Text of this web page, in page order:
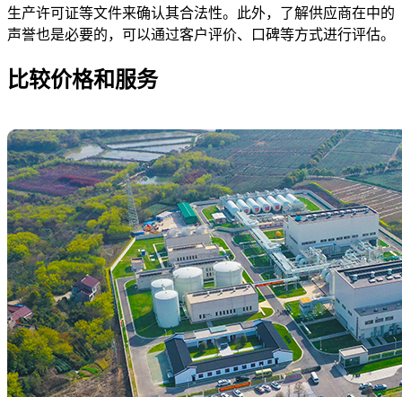
生产许可证等文件来确认其合法性。此外，了解供应商在中的
声誉也是必要的，可以通过客户评价、口碑等方式进行评估。
比较价格和服务